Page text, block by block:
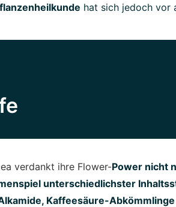
hat sich jedoch vor
verdankt ihre Flower-Power nicht
unterschiedlichster
Kaffeesäure-Abkömmlinge